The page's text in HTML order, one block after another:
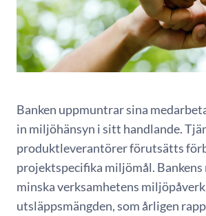
Banken uppmuntrar sina
in miljöhänsyn i sitt handlande.
produktleverantörer förutsätts
projektspecifika miljömål. Bankens
minska verksamhetens
utsläppsmängden, som årligen